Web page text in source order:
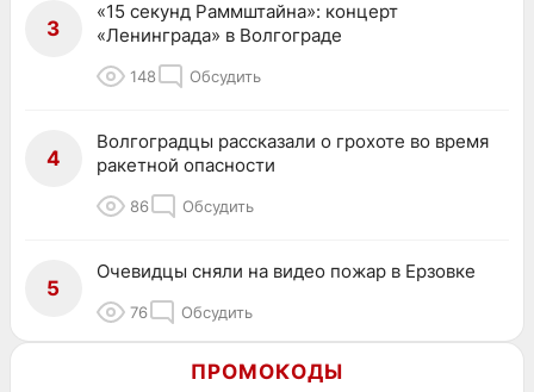
3
«15 секунд Раммштайна»: концерт
«Ленинграда» в Волгограде
148 Обсудить
4
Волгоградцы рассказали о грохоте во время
ракетной опасности
86 Обсудить
5
Очевидцы сняли на видео пожар в Ерзовке
76 Обсудить
ПРОМОКОДЫ